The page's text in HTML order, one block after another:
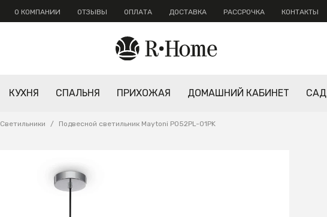
О КОМПАНИИ ОТЗЫВЫ ОПЛАТА ДОСТАВКА РАССРОЧКА КОНТАКТЫ
КУХНЯ СПАЛЬНЯ ПРИХОЖАЯ ДОМАШНИЙ КАБИНЕТ САД
Светильники / Подвесной светильник Maytoni P052PL-01PK